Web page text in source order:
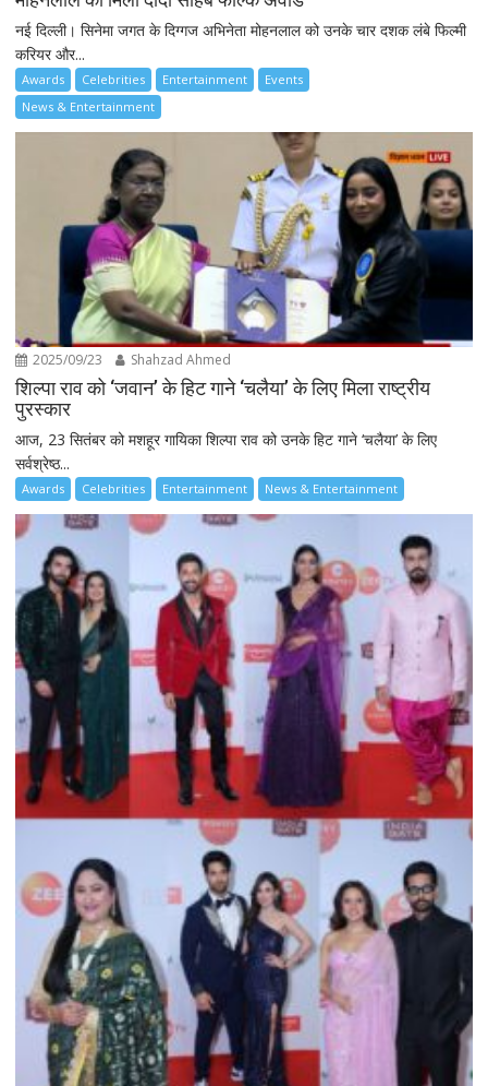
नई दिल्ली। सिनेमा जगत के दिग्गज अभिनेता मोहनलाल को उनके चार दशक लंबे फिल्मी
करियर और...
Awards Celebrities Entertainment
Events
News & Entertainment
2025/09/23 Shahzad Ahmed
शिल्पा राव को ‘जवान’ के हिट गाने ‘चलैया’ के लिए मिला राष्ट्रीय
पुरस्कार
आज, 23 सितंबर को मशहूर गायिका शिल्पा राव को उनके हिट गाने ‘चलैया’ के लिए
सर्वश्रेष्ठ...
Awards Celebrities Entertainment News & Entertainment